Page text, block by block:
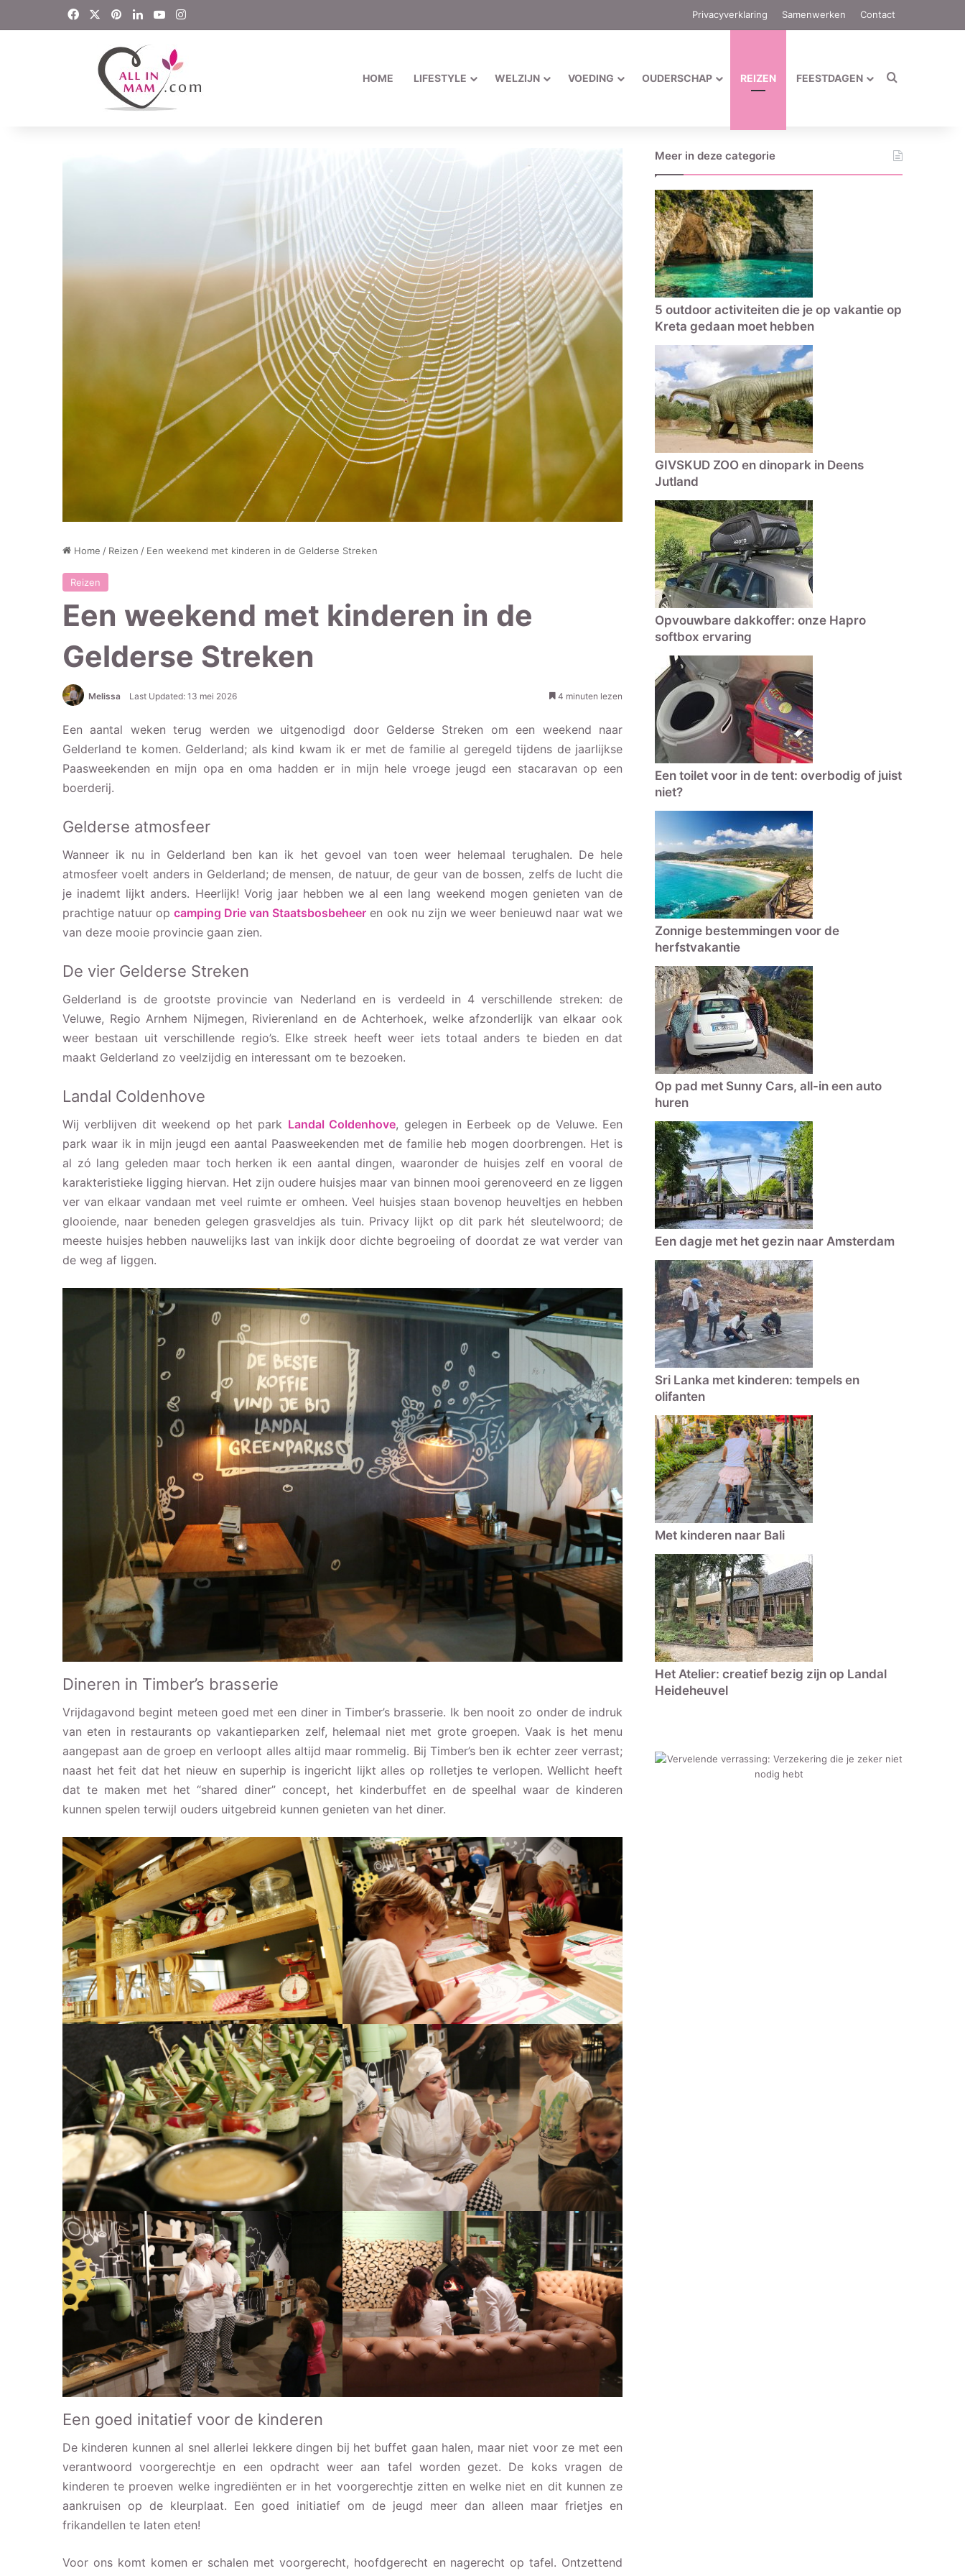
FacebookPinterestLinkedIn
YouTubeInstagram Privacyverklaring Samenwerken Contact
HOME LIFESTYLE WELZIJN VOEDING OUDERSCHAP REIZEN FEESTDAGEN Zoek naar
Home / Reizen / Een weekend met kinderen in de Gelderse Streken
Reizen
Een weekend met kinderen in de
Gelderse Streken
Melissa Last Updated: 13 mei 2026 4 minuten lezen
Een aantal weken terug werden we uitgenodigd door Gelderse Streken om een weekend naar
Gelderland te komen. Gelderland; als kind kwam ik er met de familie al geregeld tijdens de jaarlijkse
Paasweekenden en mijn opa en oma hadden er in mijn hele vroege jeugd een stacaravan op een
boerderij.
Gelderse atmosfeer
Wanneer ik nu in Gelderland ben kan ik het gevoel van toen weer helemaal terughalen. De hele
atmosfeer voelt anders in Gelderland; de mensen, de natuur, de geur van de bossen, zelfs de lucht die
je inademt lijkt anders. Heerlijk! Vorig jaar hebben we al een lang weekend mogen genieten van de
prachtige natuur opcamping Drie van Staatsbosbeheer en ook nu zijn we weer benieuwd naar wat we
van deze mooie provincie gaan zien.
De vier Gelderse Streken
Gelderland is de grootste provincie van Nederland en is verdeeld in 4 verschillende streken: de
Veluwe, Regio Arnhem Nijmegen, Rivierenland en de Achterhoek, welke afzonderlijk van elkaar ook
weer bestaan uit verschillende regio’s. Elke streek heeft weer iets totaal anders te bieden en dat
maakt Gelderland zo veelzijdig en interessant om te bezoeken.
Landal Coldenhove
Wij verblijven dit weekend op het park Landal Coldenhove, gelegen in Eerbeek op de Veluwe. Een
park waar ik in mijn jeugd een aantal Paasweekenden met de familie heb mogen doorbrengen. Het is
al zó lang geleden maar toch herken ik een aantal dingen, waaronder de huisjes zelf en vooral de
karakteristieke ligging hiervan. Het zijn oudere huisjes maar van binnen mooi gerenoveerd en ze liggen
ver van elkaar vandaan met veel ruimte er omheen. Veel huisjes staan bovenop heuveltjes en hebben
glooiende, naar beneden gelegen grasveldjes als tuin. Privacy lijkt op dit park hét sleutelwoord; de
meeste huisjes hebben nauwelijks last van inkijk door dichte begroeiing of doordat ze wat verder van
de weg af liggen.
Dineren in Timber’s brasserie
Vrijdagavond begint meteen goed met een diner in Timber’s brasserie. Ik ben nooit zo onder de indruk
van eten in restaurants op vakantieparken zelf, helemaal niet met grote groepen. Vaak is het menu
aangepast aan de groep en verloopt alles altijd maar rommelig. Bij Timber’s ben ik echter zeer verrast;
naast het feit dat het nieuw en superhip is ingericht lijkt alles op rolletjes te verlopen. Wellicht heeft
dat te maken met het “shared diner” concept, het kinderbuffet en de speelhal waar de kinderen
kunnen spelen terwijl ouders uitgebreid kunnen genieten van het diner.
Een goed initatief voor de kinderen
De kinderen kunnen al snel allerlei lekkere dingen bij het buffet gaan halen, maar niet voor ze met een
verantwoord voorgerechtje en een opdracht weer aan tafel worden gezet. De koks vragen de
kinderen te proeven welke ingrediënten er in het voorgerechtje zitten en welke niet en dit kunnen ze
aankruisen op de kleurplaat. Een goed initiatief om de jeugd meer dan alleen maar frietjes en
frikandellen te laten eten!
Voor ons komt komen er schalen met voorgerecht, hoofdgerecht en nagerecht op tafel. Ontzettend
Meer in deze categorie
5 outdoor activiteiten die je op vakantie op
Kreta gedaan moet hebben
GIVSKUD ZOO en dinopark in Deens
Jutland
Opvouwbare dakkoffer: onze Hapro
softbox ervaring
Een toilet voor in de tent: overbodig of juist
niet?
Zonnige bestemmingen voor de
herfstvakantie
Op pad met Sunny Cars, all-in een auto
huren
Een dagje met het gezin naar Amsterdam
Sri Lanka met kinderen: tempels en
olifanten
Met kinderen naar Bali
Het Atelier: creatief bezig zijn op Landal
Heideheuvel